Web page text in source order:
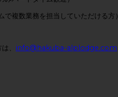
複数業務を担当していただける方）
、 info@hakuba-alplodge.com